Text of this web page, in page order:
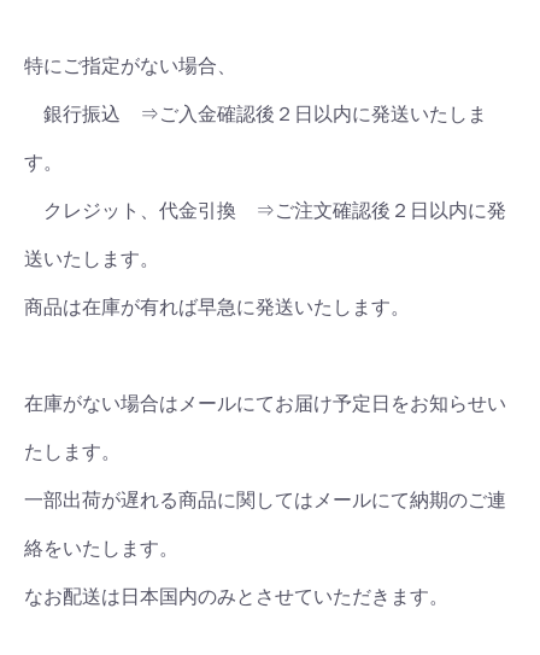
特にご指定がない場合、
銀行振込 ⇒ご入金確認後２日以内に発送いたしま
す。
クレジット、代金引換 ⇒ご注文確認後２日以内に発
送いたします。
商品は在庫が有れば早急に発送いたします。
在庫がない場合はメールにてお届け予定日をお知らせい
たします。
一部出荷が遅れる商品に関してはメールにて納期のご連
絡をいたします。
なお配送は日本国内のみとさせていただきます。